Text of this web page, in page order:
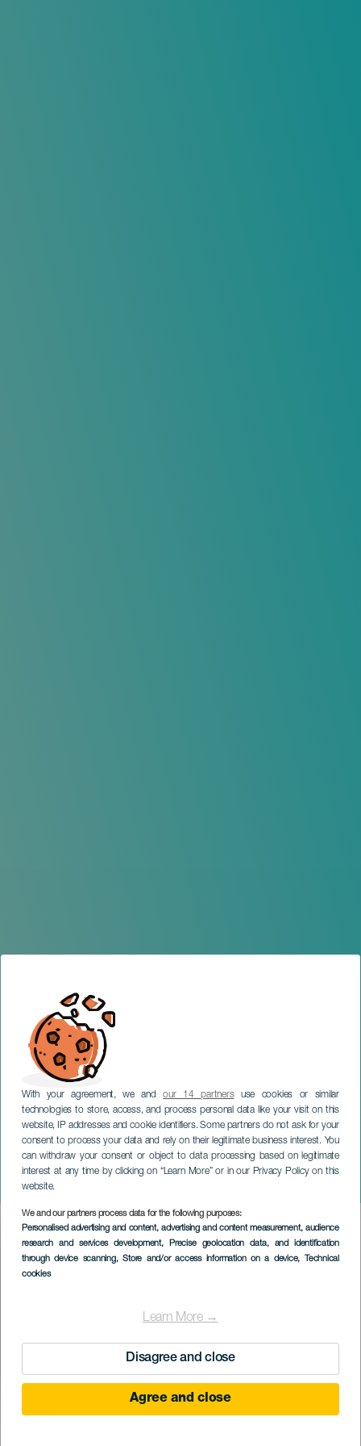
With your agreement, we andour 14 partnersuse cookies or similar
technologies to store, access, and process personal data like your visit on this
website, IP addresses and cookie identifiers. Some partners do not ask for your
consent to process your data and rely on their legitimate business interest. You
can withdraw your consent or object to data processing based on legitimate
interest at any time by clicking on “Learn More” or in our Privacy Policy on this
website.
We and our partners process data for the following purposes:
Personalised advertising and content, advertising and content measurement, audience
research and services development, Precise geolocation data, and identification
through device scanning, Store and/or access information on a device, Technical
cookies
Learn More →
Disagree and close
Agree and close
Pulagarcita. El regreso a la
charca
GRAN CANARIA
Imagen
Listado